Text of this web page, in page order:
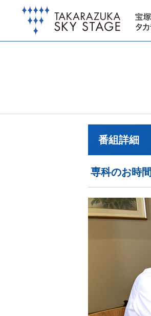
番組詳細
専科のお時